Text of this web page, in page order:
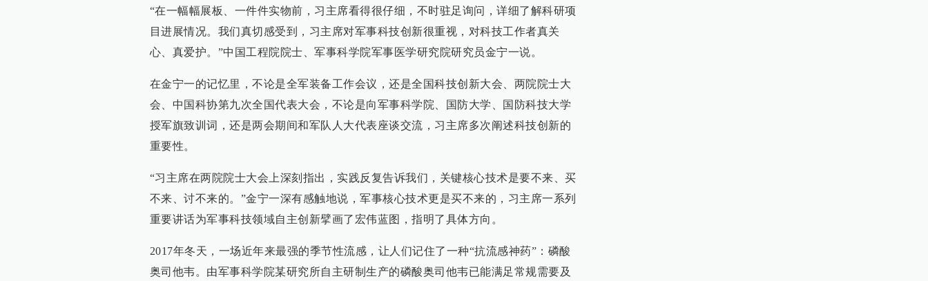
“在一幅幅展板、一件件实物前，习主席看得很仔细，不时驻足询问，详细了解科研项
目进展情况。我们真切感受到，习主席对军事科技创新很重视，对科技工作者真关
心、真爱护。”中国工程院院士、军事科学院军事医学研究院研究员金宁一说。
在金宁一的记忆里，不论是全军装备工作会议，还是全国科技创新大会、两院院士大
会、中国科协第九次全国代表大会，不论是向军事科学院、国防大学、国防科技大学
授军旗致训词，还是两会期间和军队人大代表座谈交流，习主席多次阐述科技创新的
重要性。
“习主席在两院院士大会上深刻指出，实践反复告诉我们，关键核心技术是要不来、买
不来、讨不来的。”金宁一深有感触地说，军事核心技术更是买不来的，习主席一系列
重要讲话为军事科技领域自主创新擘画了宏伟蓝图，指明了具体方向。
2017年冬天，一场近年来最强的季节性流感，让人们记住了一种“抗流感神药”：磷酸
奥司他韦。由军事科学院某研究所自主研制生产的磷酸奥司他韦已能满足常规需要及